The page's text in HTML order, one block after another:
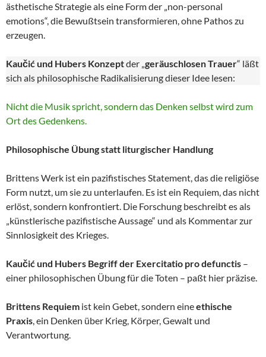
ästhetische Strategie als eine Form der „non-personal
emotions“, die Bewußtsein transformieren, ohne Pathos zu
erzeugen.
Kaučić und Hubers Konzeptder „geräuschlosen Trauer“ läßt
sich als philosophische Radikalisierung dieser Idee lesen:
Nicht die Musik spricht, sondern das Denken selbst wird zum
Ort des Gedenkens.
Philosophische Übung statt liturgischer Handlung
Brittens Werk ist ein pazifistisches Statement, das die religiöse
Form nutzt, um sie zu unterlaufen. Es ist ein Requiem, das nicht
erlöst, sondern konfrontiert. Die Forschung beschreibt es als
„künstlerische pazifistische Aussage“ und als Kommentar zur
Sinnlosigkeit des Krieges.
Kaučić und Hubers Begriff der Exercitatio pro defunctis –
einer philosophischen Übung für die Toten – paßt hier präzise.
Brittens Requiem ist kein Gebet, sondern eineethische
Praxis, ein Denken über Krieg, Körper, Gewalt und
Verantwortung.